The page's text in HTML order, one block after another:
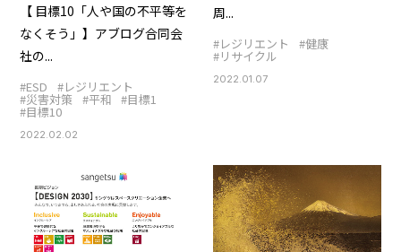
【 目標10「人や国の不平等を
なくそう」】アブログ合同会
社の...
#ESD #レジリエント
#災害対策 #平和 #目標1
#目標10
2022.02.02
周...
#レジリエント #健康
#リサイクル
2022.01.07